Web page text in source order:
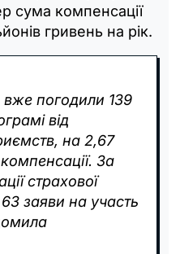
сума компенсації
гривень на рік.
вже погодили 139
від
на 2,67
За
страхової
заяви на участь